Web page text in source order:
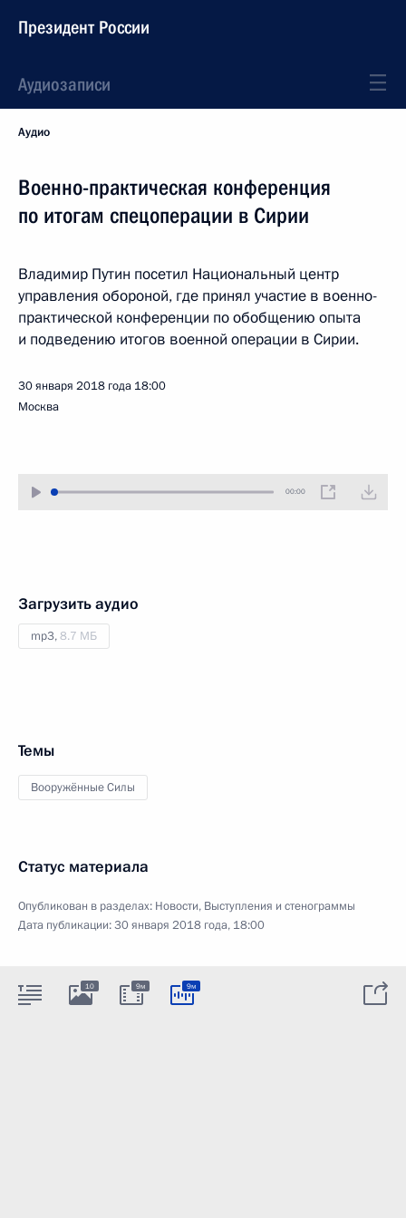
Президент России
Аудиозаписи
Аудио
Военно-практическая конференция
по итогам спецоперации в Сирии
Владимир Путин посетил Национальный центр
управления обороной, где принял участие в военно-
практической конференции по обобщению опыта
и подведению итогов военной операции в Сирии.
30 января 2018 года 18:00
Москва
00:00
Загрузить аудио
mp3,8.7 МБ
Темы
Вооружённые Силы
Статус материала
Опубликован в разделах: Новости, Выступления и стенограммы
Дата публикации:30 января 2018 года, 18:00
10 9м 9м